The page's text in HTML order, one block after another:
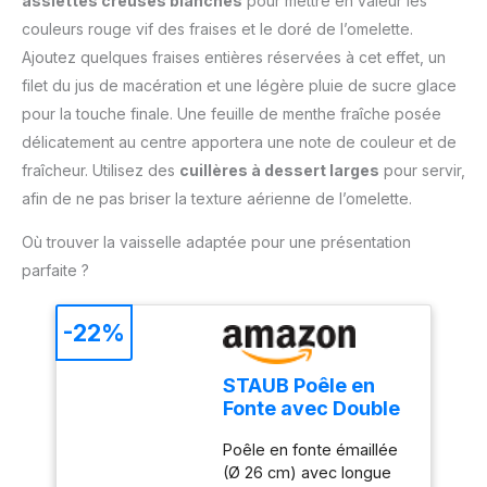
des soins appropriés,
ces poêles développent
une patine naturelle
antiadhésive qui
s'améliore avec
l'utilisation. Il suffit de les
laver à la main et de les
réassaisonner de temps
en temps pour maintenir
leur aspect.
vaisselle afin de retirer
farine ou sucre glace
couleurs rouge vif des fraises et le doré de l’omelette.
Ajoutez quelques fraises entières réservées à cet effet, un
filet du jus de macération et une légère pluie de sucre glace
pour la touche finale. Une feuille de menthe fraîche posée
délicatement au centre apportera une note de couleur et de
fraîcheur. Utilisez des cuillères à dessert larges pour servir,
afin de ne pas briser la texture aérienne de l’omelette.
Où trouver la vaisselle adaptée pour une présentation
parfaite ?
STAUB Poêle en
Fonte avec Double
cm, Noir Mat
Poêle en fonte émaillée
(Ø 26 cm) avec longue
-22%